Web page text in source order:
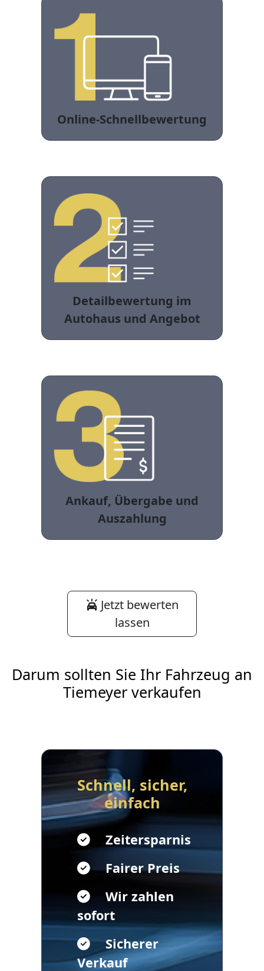
Online-Schnellbewertung
Detailbewertung im
Autohaus und Angebot
Ankauf, Übergabe und
Auszahlung
Jetzt bewerten
lassen
Darum sollten Sie Ihr Fahrzeug an
Tiemeyer verkaufen
Schnell, sicher,
einfach
Zeitersparnis
Fairer Preis
Wir zahlen
sofort
Sicherer
Verkauf